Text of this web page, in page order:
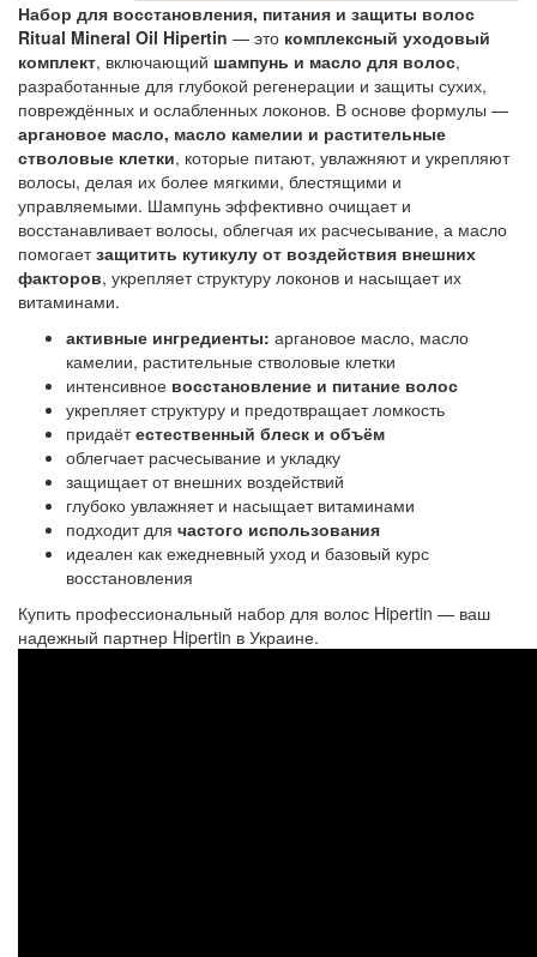
Набор для восстановления, питания и защиты волос
Ritual Mineral Oil Hipertin — это комплексный уходовый
комплект, включающий шампунь и масло для волос,
разработанные для глубокой регенерации и защиты сухих,
повреждённых и ослабленных локонов. В основе формулы —
аргановое масло, масло камелии и растительные
стволовые клетки, которые питают, увлажняют и укрепляют
волосы, делая их более мягкими, блестящими и
управляемыми. Шампунь эффективно очищает и
восстанавливает волосы, облегчая их расчесывание, а масло
помогаетзащитить кутикулу от воздействия внешних
факторов, укрепляет структуру локонов и насыщает их
витаминами.
активные ингредиенты: аргановое масло, масло
камелии, растительные стволовые клетки
интенсивное восстановление и питание волос
укрепляет структуру и предотвращает ломкость
придаётестественный блеск и объём
облегчает расчесывание и укладку
защищает от внешних воздействий
глубоко увлажняет и насыщает витаминами
подходит для частого использования
идеален как ежедневный уход и базовый курс
восстановления
Купить профессиональный набор для волос Hipertin — ваш
надежный партнер Hipertin в Украине.